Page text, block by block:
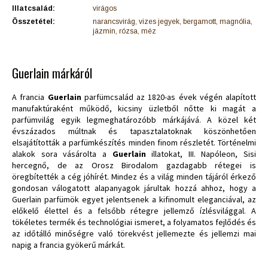
Illatcsalád:
virágos
Összetétel:
narancsvirág, vizes jegyek, bergamott, magnólia,
jázmin, rózsa, méz
Guerlain márkáról
A francia Guerlain parfümcsalád az 1820-as évek végén alapított
manufaktúraként működő, kicsiny üzletből nőtte ki magát a
parfümvilág egyik legmeghatározóbb márkájává. A közel két
évszázados múltnak és tapasztalatoknak köszönhetően
elsajátították a parfümkészítés minden finom részletét. Történelmi
alakok sora vásárolta a Guerlainillatokat, III. Napóleon, Sisi
hercegnő, de az Orosz Birodalom gazdagabb rétegei is
öregbítették a cég jóhírét. Mindez és a világ minden tájáról érkező
gondosan válogatott alapanyagok járultak hozzá ahhoz, hogy a
Guerlain parfümök egyet jelentsenek a kifinomult eleganciával, az
előkelő élettel és a felsőbb rétegre jellemző ízlésvilággal. A
tökéletes termék és technológiai ismeret, a folyamatos fejlődés és
az időtálló minőségre való törekvést jellemezte és jellemzi mai
napig a francia gyökerű márkát.